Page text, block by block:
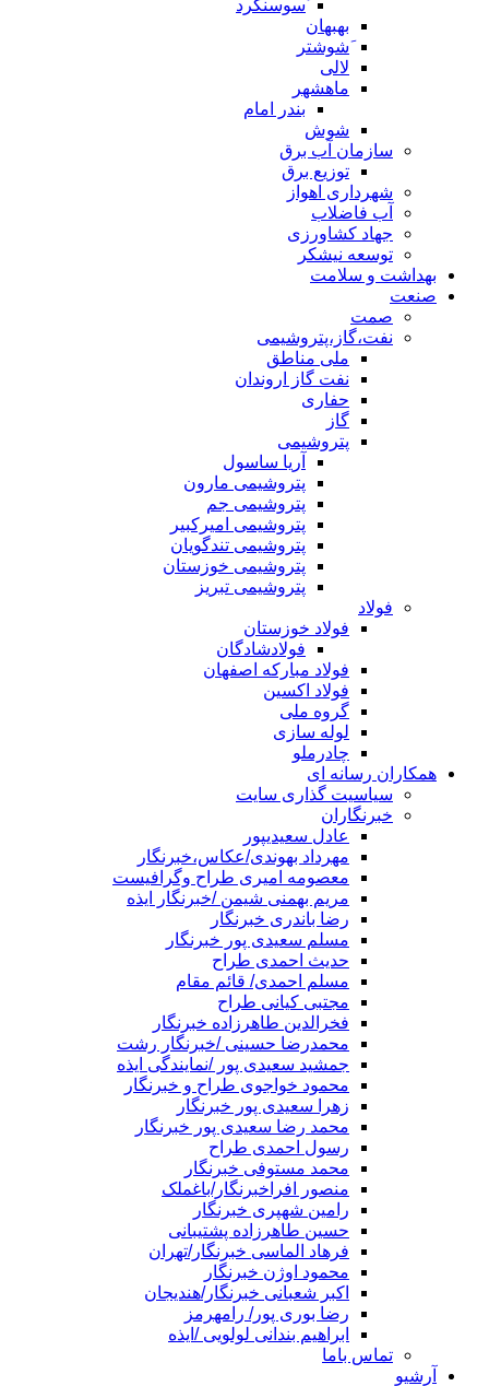
ُسوسنگرد
بهبهان
َشوشتر
لالی
ماهشهر
بندر امام
شوش
سازمان آب برق
توزیع برق
شهرداری اهواز
آب فاضلاب
جهاد کشاورزی
توسعه نیشکر
بهداشت و سلامت
صنعت
صمت
نفت،گاز،پتروشیمی
ملی مناطق
نفت گاز اروندان
حفاری
گاز
پتروشیمی
آریا ساسول
پتروشیمی مارون
پتروشیمی جم
پتروشیمی امیرکبیر
پتروشیمی تندگویان
پتروشیمی خوزستان
پتروشیمی تبریز
فولاد
فولاد خوزستان
فولادشادگان
فولاد مبارکه اصفهان
فولاد اکسین
گروه ملی
لوله سازی
چادرملو
همکاران رسانه ای
سیاسیت گذاری سایت
خبرنگاران
عادل سعیدیپور
مهرداد بهوندی/عکاس،خبرنگار
معصومه امیری طراح وگرافیست
مریم بهمنی شیمن /خبرنگار ایذه
رضا باندری خبرنگار
مسلم سعیدی پور خبرنگار
حدیث احمدی طراح
مسلم احمدی/ قائم مقام
مجتبی کیانی طراح
فخرالدین طاهرزاده خبرنگار
محمدرضا حسینی /خبرنگار رشت
جمشید سعیدی پور /نمایندگی ایذه
محمود خواجوی طراح و خبرنگار
زهرا سعیدی پور خبرنگار
محمد رضا سعیدی پور خبرنگار
رسول احمدی طراح
محمد مستوفی خبرنگار
منصور افراخبرنگار/باغملک
رامین شهپری خبرنگار
حسین طاهرزاده پشتیبانی
فرهاد الماسی خبرنگار/تهران
محمود اوژن خبرنگار
اکبر شعبانی خبرنگار/هندیجان
رضا بوری پور/ رامهرمز
ابراهیم بندانی لولویی /ایذه
تماس باما
آرشیو